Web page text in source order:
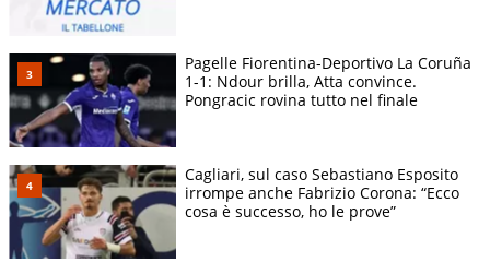
Pagelle Fiorentina-Deportivo La Coruña
1-1: Ndour brilla, Atta convince.
Pongracic rovina tutto nel finale
Cagliari, sul caso Sebastiano Esposito
irrompe anche Fabrizio Corona: “Ecco
cosa è successo, ho le prove”